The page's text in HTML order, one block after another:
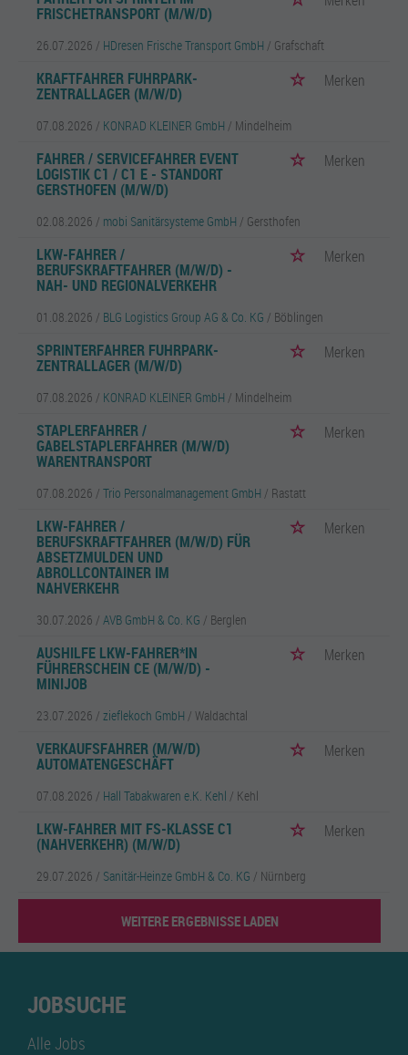
FRISCHETRANSPORT (M/W/D)
26.07.2026 / HDresen Frische Transport GmbH / Grafschaft
KRAFTFAHRER FUHRPARK-
ZENTRALLAGER (M/W/D)
Merken
07.08.2026 / KONRAD KLEINER GmbH / Mindelheim
FAHRER / SERVICEFAHRER EVENT
LOGISTIK C1 / C1 E - STANDORT
GERSTHOFEN (M/W/D)
Merken
02.08.2026 / mobi Sanitärsysteme GmbH / Gersthofen
LKW-FAHRER /
BERUFSKRAFTFAHRER (M/W/D) -
NAH- UND REGIONALVERKEHR
Merken
01.08.2026 / BLG Logistics Group AG & Co. KG / Böblingen
SPRINTERFAHRER FUHRPARK-
ZENTRALLAGER (M/W/D)
Merken
07.08.2026 / KONRAD KLEINER GmbH / Mindelheim
STAPLERFAHRER /
GABELSTAPLERFAHRER (M/W/D)
WARENTRANSPORT
Merken
07.08.2026 / Trio Personalmanagement GmbH / Rastatt
LKW-FAHRER /
BERUFSKRAFTFAHRER (M/W/D) FÜR
ABSETZMULDEN UND
ABROLLCONTAINER IM
NAHVERKEHR
Merken
30.07.2026 / AVB GmbH & Co. KG / Berglen
AUSHILFE LKW-FAHRER*IN
FÜHRERSCHEIN CE (M/W/D) -
MINIJOB
Merken
23.07.2026 / zieflekoch GmbH / Waldachtal
VERKAUFSFAHRER (M/W/D)
AUTOMATENGESCHÄFT
Merken
07.08.2026 / Hall Tabakwaren e.K. Kehl / Kehl
LKW-FAHRER MIT FS-KLASSE C1
(NAHVERKEHR) (M/W/D)
Merken
29.07.2026 / Sanitär-Heinze GmbH & Co. KG / Nürnberg
WEITERE ERGEBNISSE LADEN
JOBSUCHE
Alle Jobs